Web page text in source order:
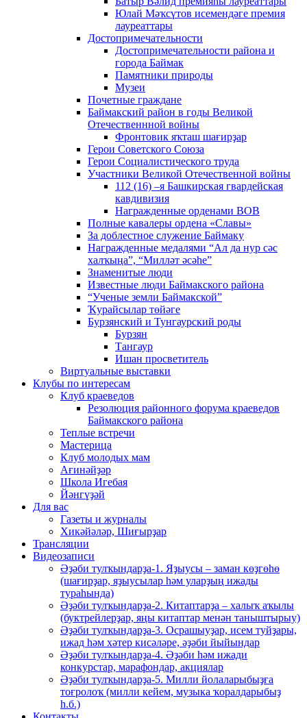
Юлай Мәҡсүтов исемендәге премия
лауреаттары
Достопримечательности
Достопримечательности района и
города Баймак
Памятники природы
Музеи
Почетные граждане
Баймакский район в годы Великой
Отечественнной войны
Фронтовик яҡташ шағирҙар
Герои Советского Союза
Герои Социалистического труда
Участники Великой Отечественной войны
112 (16) –я Башкирская гвардейская
кавдивизия
Награжденные орденами ВОВ
Полные кавалеры ордена «Славы»
За доблестное служение Баймаку
Награжденные медалями “Ал да нур сәс
халҡыңа”, “Милләт әсәһе”
Знаменитые люди
Известные люди Баймакского района
“Ученые земли Баймакской”
Ҡурайсылар төйәге
Бурзянский и Тунгаурский роды
Бурзян
Тангаур
Ишан просветитель
Виртуальные выставки
Клубы по интересам
Клуб краеведов
Резолюция районного форума краеведов
Баймакского района
Теплые встречи
Мастерица
Клуб молодых мам
Ағинәйҙәр
Школа Игебая
Йәнгүҙәй
Для вас
Газеты и журналы
Хикәйәләр, Шиғырҙар
Трансляции
Видеозаписи
Әҙәби тулҡындарҙа-1. Яҙыусы – заман көҙгөһө
(шағирҙар, яҙыусылар һәм уларҙың ижады
тураһында)
Әҙәби тулҡындарҙа-2. Китаптарҙа – халыҡ аҡылы
(буктрейлерҙар, яңы китаптар менән таныштырыу)
Әҙәби тулҡындарҙа-3. Осрашыуҙар, исем туйҙары,
ижад һәм хәтер кисәләре, әҙәби йыйындар
Әҙәби тулҡындарҙа-4. Әҙәби һәм ижади
конкурстар, марафондар, акциялар
Әҙәби тулҡындарҙа-5. Милли йолаларыбыҙға
тоғролоҡ (милли кейем, музыка ҡоралдарыбыҙ
һ.б.)